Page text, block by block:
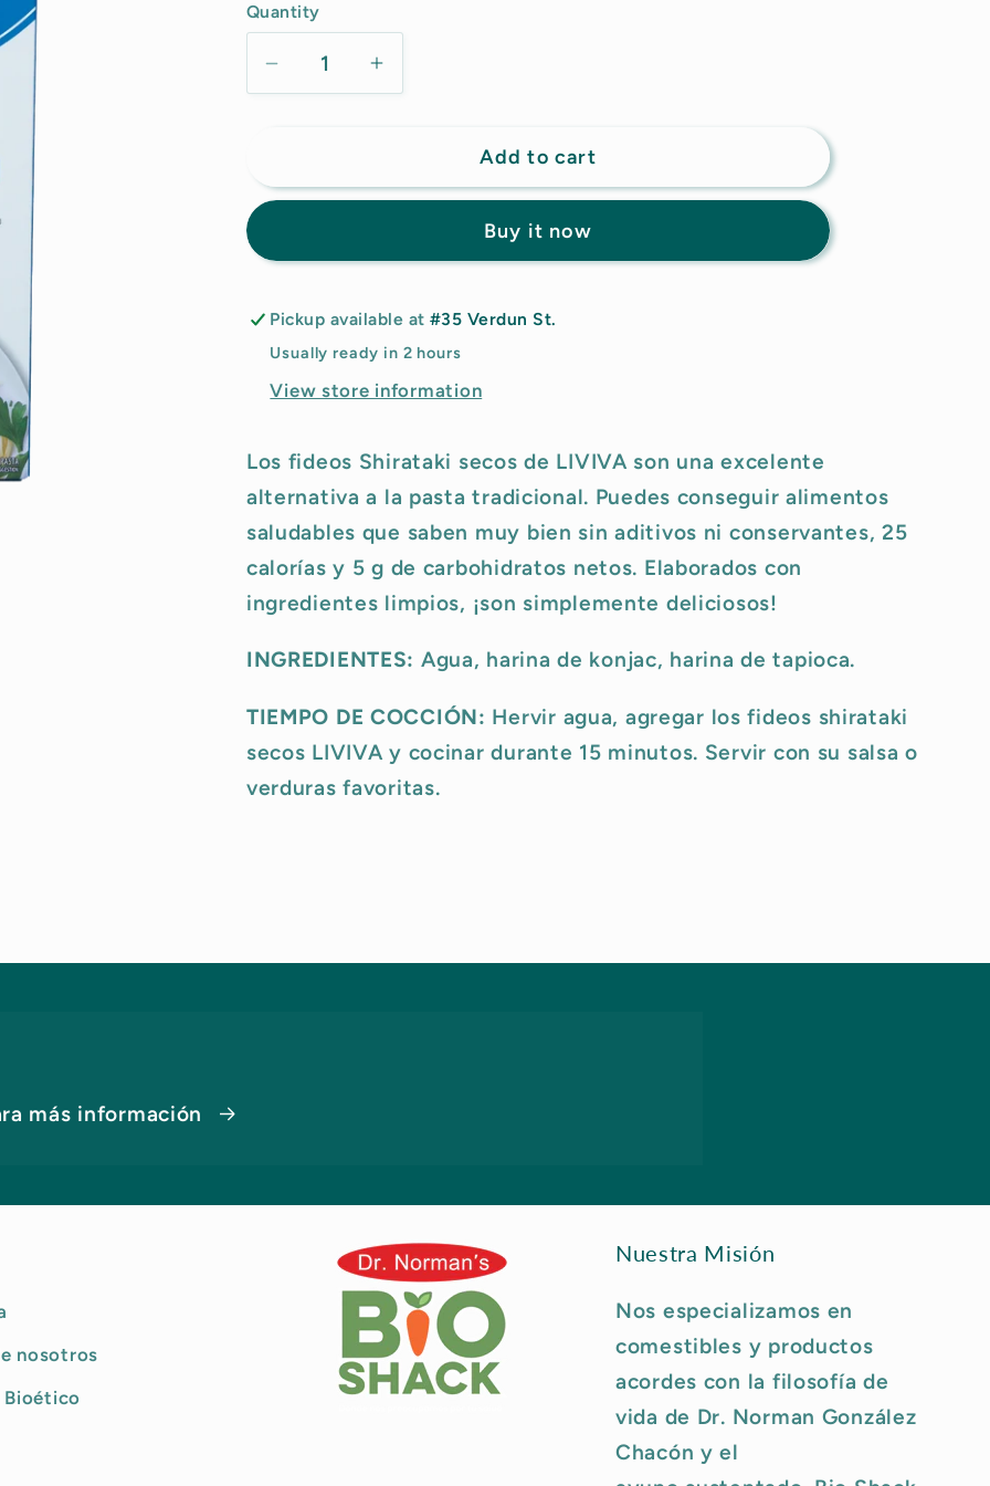
Quantity
Decrease
-
Increase
-
Add to cart
Buy it now
Pickup available at #35 Verdun St.
Usually ready in 2 hours
View store information
Los fideos Shirataki secos de LIVIVA son una excelente
alternativa a la pasta tradicional. Puedes conseguir alimentos
saludables que saben muy bien sin aditivos ni conservantes, 25
calorías y 5 g de carbohidratos netos. Elaborados con
ingredientes limpios, ¡son simplemente deliciosos!
INGREDIENTES: Agua, harina de konjac, harina de tapioca.
TIEMPO DE COCCIÓN: Hervir agua, agregar los fideos shirataki
secos LIVIVA y cocinar durante 15 minutos. Servir con su salsa o
verduras favoritas.
más información
nosotros
Nuestra Misión
Nos especializamos en
comestibles y productos
acordes con la filosofía de
vida de Dr. Norman González
Chacón y el